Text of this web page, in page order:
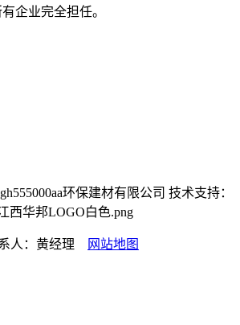
企业完全担任。
环保建材有限公司 技术支持：
人：黄经理 网站地图